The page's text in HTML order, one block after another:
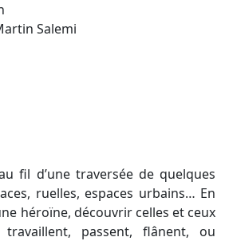
Salemi
fil d’une traversée de quelques
ruelles, espaces urbains… En
héroïne, découvrir celles et ceux
passent, flânent, ou